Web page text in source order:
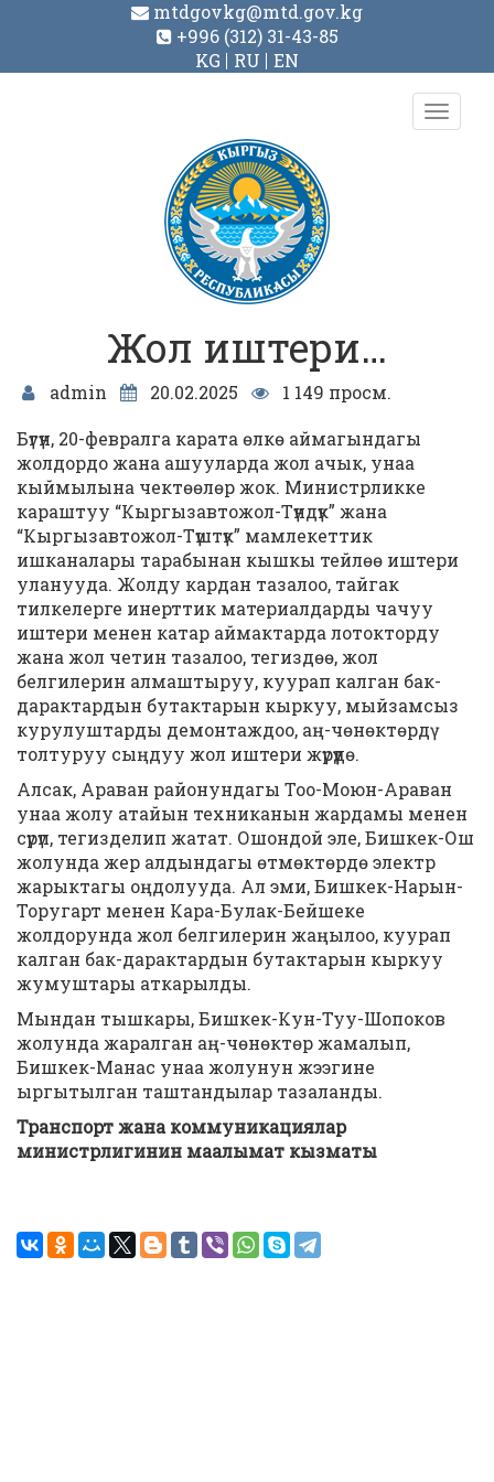
mtdgovkg@mtd.gov.kg
+996 (312) 31-43-85
KG
RU EN
Toggle
Жол иштери…
admin 20.02.2025
1 149 просм.
Бүгүн, 20-февралга карата өлкө аймагындагы
жолдордо жана ашууларда жол ачык, унаа
кыймылына чектөөлөр жок. Министрликке
караштуу “Кыргызавтожол-Түндүк” жана
“Кыргызавтожол-Түштүк” мамлекеттик
ишканалары тарабынан кышкы тейлөө иштери
уланууда. Жолду кардан тазалоо, тайгак
тилкелерге инерттик материалдарды чачуу
иштери менен катар аймактарда лотокторду
жана жол четин тазалоо, тегиздөө, жол
белгилерин алмаштыруу, куурап калган бак-
дарактардын бутактарын кыркуу, мыйзамсыз
курулуштарды демонтаждоо, аң-чөнөктөрдү
толтуруу сыңдуу жол иштери жүрүүдө.
Алсак, Араван районундагы Тоо-Моюн-Араван
унаа жолу атайын техниканын жардамы менен
сүрүп, тегизделип жатат. Ошондой эле, Бишкек-Ош
жолунда жер алдындагы өтмөктөрдө электр
жарыктагы оңдолууда. Ал эми, Бишкек-Нарын-
Торугарт менен Кара-Булак-Бейшеке
жолдорунда жол белгилерин жаңылоо, куурап
калган бак-дарактардын бутактарын кыркуу
жумуштары аткарылды.
Мындан тышкары, Бишкек-Кун-Туу-Шопоков
жолунда жаралган аң-чөнөктөр жамалып,
Бишкек-Манас унаа жолунун жээгине
ыргытылган таштандылар тазаланды.
Транспорт жана коммуникациялар
министрлигинин маалымат кызматы